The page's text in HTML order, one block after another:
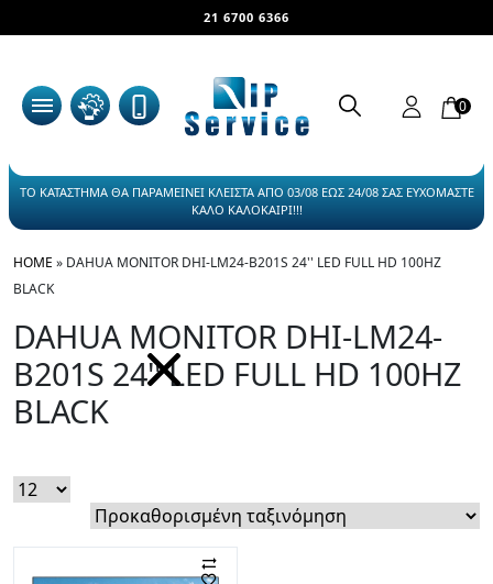
21 6700 6366
0
ΤΟ ΚΑΤΑΣΤΗΜΑ ΘΑ ΠΑΡΑΜΕΙΝΕΙ ΚΛΕΙΣΤΑ ΑΠΟ 03/08 ΕΩΣ 24/08 ΣΑΣ ΕΥΧΟΜΑΣΤΕ
ΚΑΛΟ ΚΑΛΟΚΑΙΡΙ!!!
HOME » DAHUA MONITOR DHI-LM24-B201S 24'' LED FULL HD 100HZ
BLACK
DAHUA MONITOR DHI-LM24-
B201S 24'' LED FULL HD 100HZ
BLACK